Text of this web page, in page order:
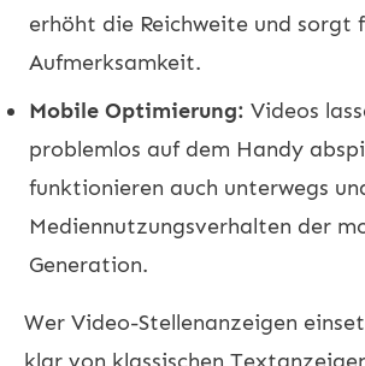
erhöht die Reichweite und sorgt
Aufmerksamkeit.
Mobile Optimierung: Videos
problemlos auf dem Handy
funktionieren auch unterwegs
Mediennutzungsverhalten der
Generation.
Wer Video-Stellenanzeigen